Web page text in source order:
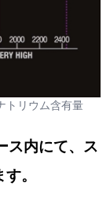
トリウム含有量
ス内にて、ス
。